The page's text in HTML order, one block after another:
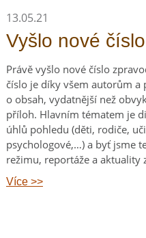
13.05.21
Vyšlo nové
Právě vyšlo nové číslo
číslo je díky všem autorům
o obsah, vydatnější než
příloh. Hlavním tématem je
úhlů pohledu (děti, rodiče,
psychologové,…) a byť jsme
režimu, reportáže a aktuality
Více >>